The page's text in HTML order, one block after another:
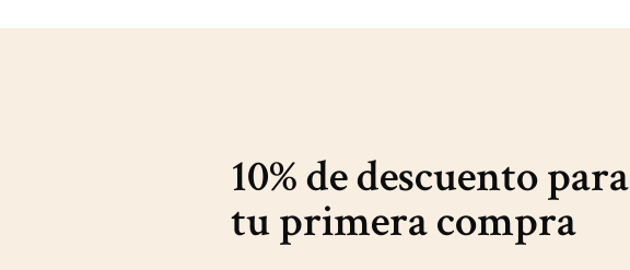
10% de descuento para
tu primera compra